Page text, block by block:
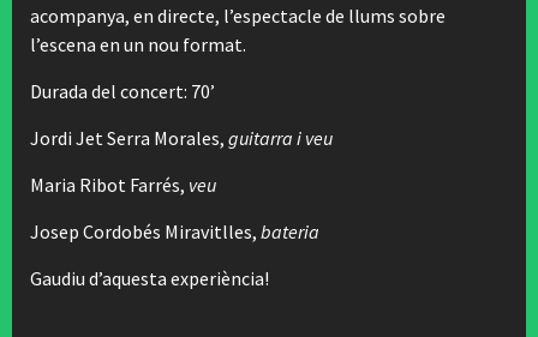
acompanya, en directe, l’espectacle de llums sobre
l’escena en un nou format.
Durada del concert: 70’
Jordi Jet Serra Morales, guitarra i veu
Maria Ribot Farrés, veu
Josep Cordobés Miravitlles, bateria
Gaudiu d’aquesta experiència!